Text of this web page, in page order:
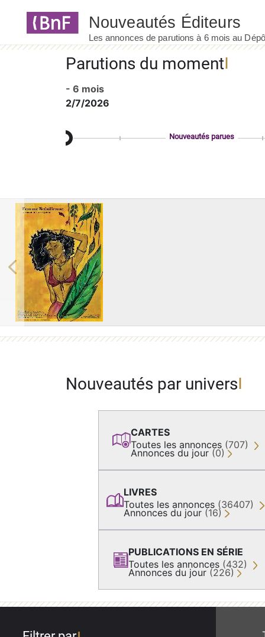
Parutions du moment
- 6 mois
2/7/2026
Nouveautés parues
Previous
Nouveautés par univers
CARTES
Toutes les annonces (707)
Annonces du jour (0)
LIVRES
Toutes les annonces (36407)
Annonces du jour (16)
PUBLICATIONS EN SÉRIE
Toutes les annonces (432)
Annonces du jour (226)